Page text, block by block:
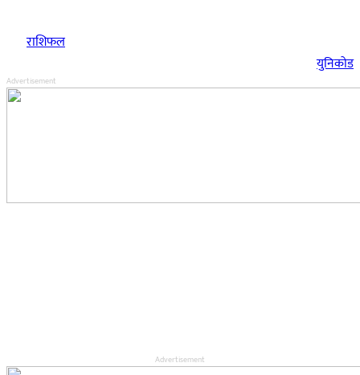
राशिफल
युनिकोड
Advertisement
Advertisement